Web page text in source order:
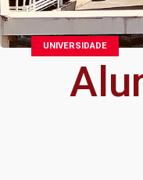
UNIVERSIDADE